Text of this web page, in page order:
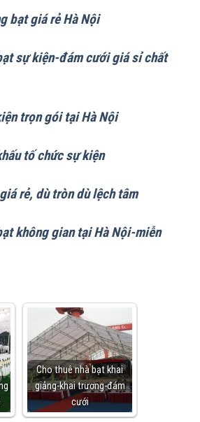
bạt giá rẻ Hà Nội
sự kiện-đám cưới giá sỉ chất
trọn gói tại Hà Nội
tố chức sự kiện
rẻ, dù tròn dù lệch tâm
không gian tại Hà Nội-miễn
Cho thuê nhà bạt khai
giảng-khai trương-đám
cưới